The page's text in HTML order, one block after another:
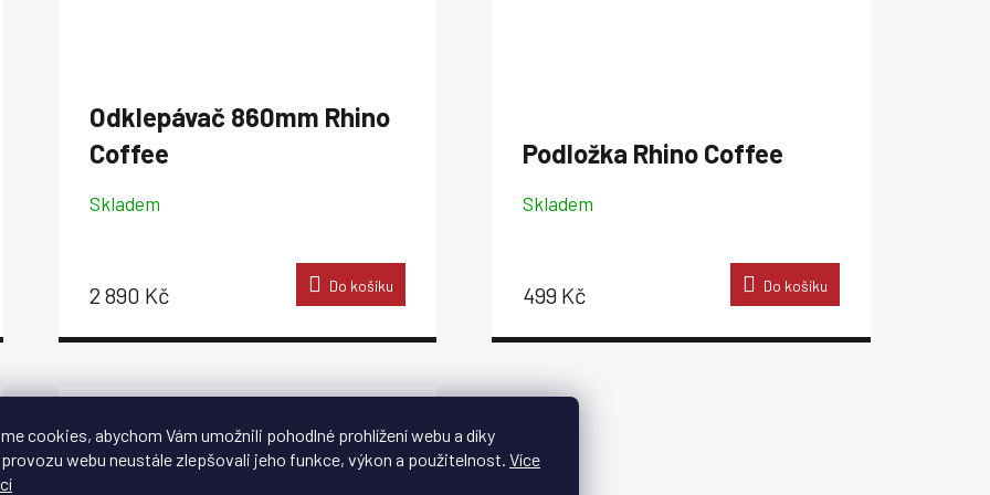
cookies, abychom Vám umožnili pohodlné prohlížení webu a díky
webu neustále zlepšovali jeho funkce, výkon a použitelnost. Více
Odklepávač 860mm Rhino
Coffee
Skladem
2 890 Kč Do košíku
Podložka Rhino Coffee
Skladem
499 Kč Do košíku